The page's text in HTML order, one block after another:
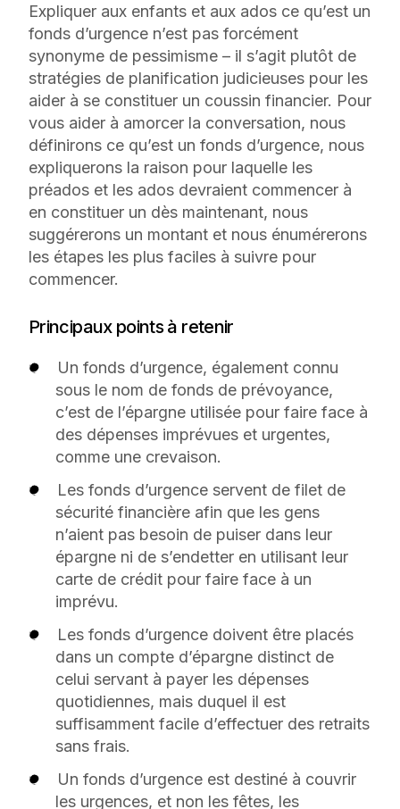
Expliquer aux enfants et aux ados ce qu’est un
fonds d’urgence n’est pas forcément
synonyme de pessimisme – il s’agit plutôt de
stratégies de planification judicieuses pour les
aider à se constituer un coussin financier. Pour
vous aider à amorcer la conversation, nous
définirons ce qu’est un fonds d’urgence, nous
expliquerons la raison pour laquelle les
préados et les ados devraient commencer à
en constituer un dès maintenant, nous
suggérerons un montant et nous énumérerons
les étapes les plus faciles à suivre pour
commencer.
Principaux points à retenir
Un fonds d’urgence, également connu
sous le nom de fonds de prévoyance,
c’est de l’épargne utilisée pour faire face à
des dépenses imprévues et urgentes,
comme une crevaison.
Les fonds d’urgence servent de filet de
sécurité financière afin que les gens
n’aient pas besoin de puiser dans leur
épargne ni de s’endetter en utilisant leur
carte de crédit pour faire face à un
imprévu.
Les fonds d’urgence doivent être placés
dans un compte d’épargne distinct de
celui servant à payer les dépenses
quotidiennes, mais duquel il est
suffisamment facile d’effectuer des retraits
sans frais.
Un fonds d’urgence est destiné à couvrir
les urgences, et non les fêtes, les